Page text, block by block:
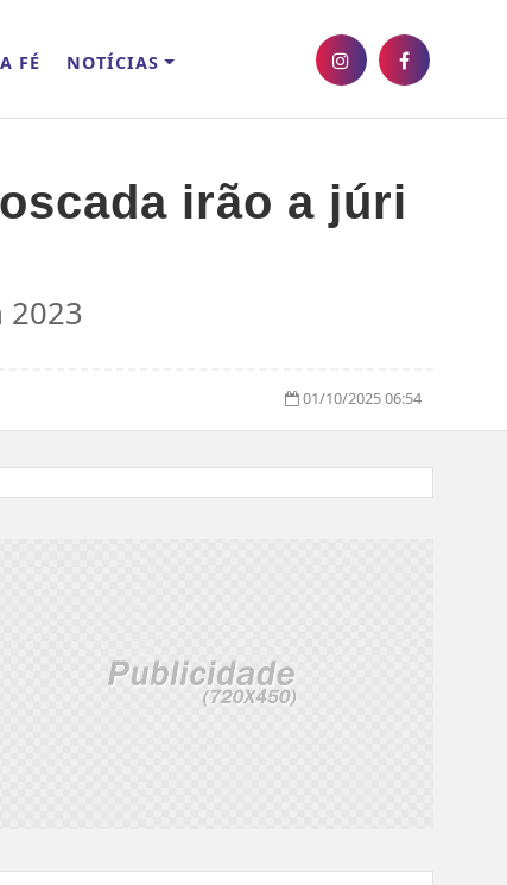
FÉ NOTÍCIAS
irão a júri
2023
01/10/2025 06:54